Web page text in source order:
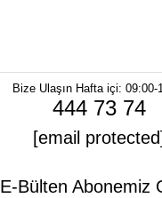
Bize Ulaşın
444 73 74
[email protected]
Hafta içi: 09:00-
E-Bülten Abonemiz